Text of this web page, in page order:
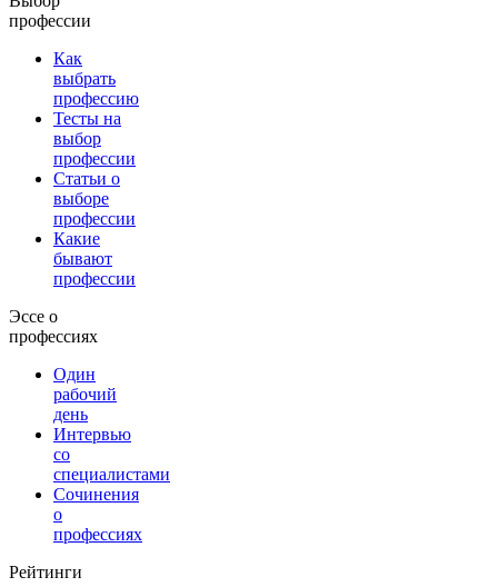
профессии
Как
выбрать
профессию
Тесты на
выбор
профессии
Статьи о
выборе
профессии
Какие
бывают
профессии
Эссе о
профессиях
Один
рабочий
день
Интервью
со
специалистами
Сочинения
о
профессиях
Рейтинги